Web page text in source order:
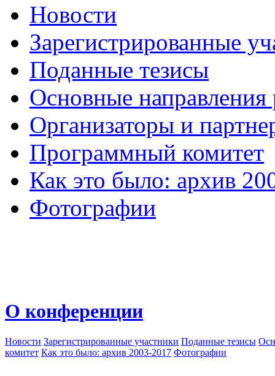
Новости
Зарегистрированные
Поданные тезисы
Основные направления
Организаторы и
Программный комитет
Как это было: архив
Фотографии
О конференции
Новости Зарегистрированные участники Поданные тезисы
комитет Как это было: архив 2003-2017 Фотографии